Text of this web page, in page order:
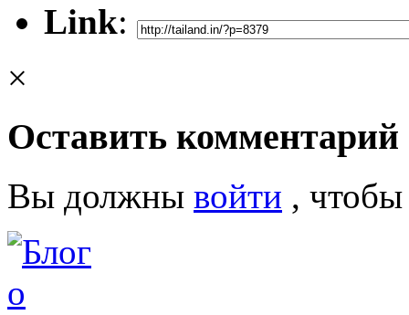
Link:
×
Оставить комментарий
Вы должны войти ,